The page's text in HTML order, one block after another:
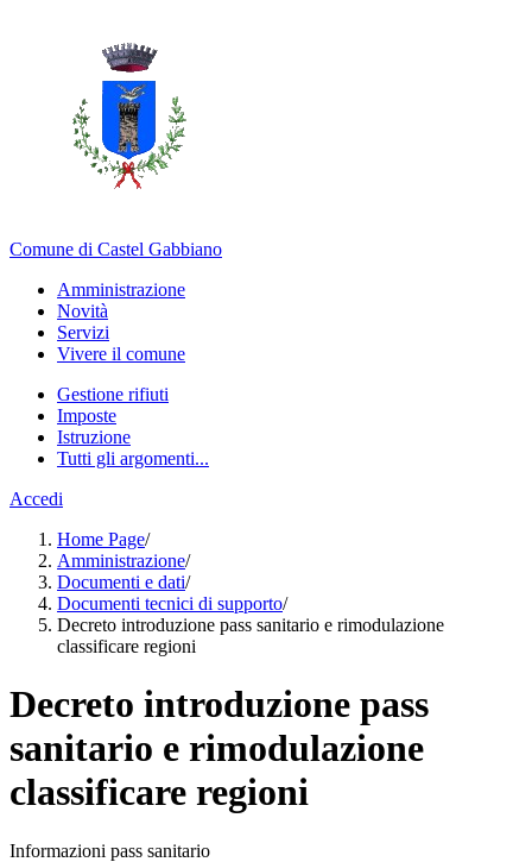
Comune di Castel Gabbiano
Amministrazione
Novità
Servizi
Vivere il comune
Gestione rifiuti
Imposte
Istruzione
Tutti gli argomenti...
Accedi
Home Page/
Amministrazione/
Documenti e dati/
Documenti tecnici di supporto/
Decreto introduzione pass sanitario e rimodulazione
classificare regioni
Decreto introduzione pass
sanitario e rimodulazione
classificare regioni
Informazioni pass sanitario